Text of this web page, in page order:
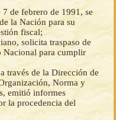
7 de febrero de 1991, se
la Nación para su
fiscal;
solicita traspaso de
Nacional para cumplir
través de la Dirección de
Norma y
emitió informes
la procedencia del